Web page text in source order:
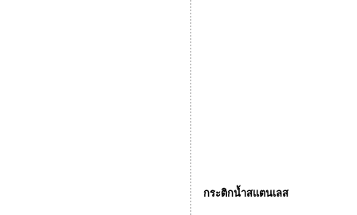
กระติกน้ำสแตนเลส